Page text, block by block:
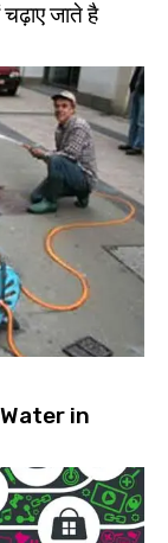
चढ़ाए जाते है
Water in